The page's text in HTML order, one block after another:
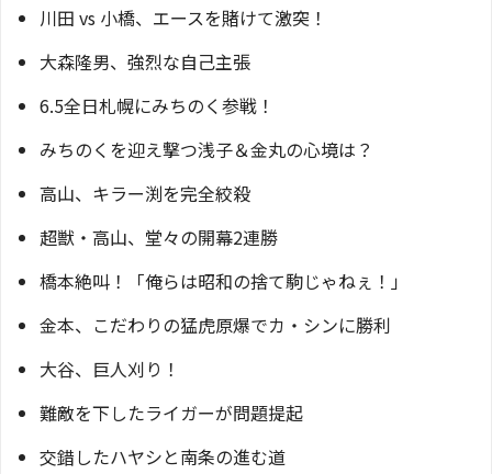
川田 vs 小橋、エースを賭けて激突！
大森隆男、強烈な自己主張
6.5全日札幌にみちのく参戦！
みちのくを迎え撃つ浅子＆金丸の心境は？
高山、キラー渕を完全絞殺
超獣・高山、堂々の開幕2連勝
橋本絶叫！「俺らは昭和の捨て駒じゃねぇ！」
金本、こだわりの猛虎原爆でカ・シンに勝利
大谷、巨人刈り！
難敵を下したライガーが問題提起
交錯したハヤシと南条の進む道